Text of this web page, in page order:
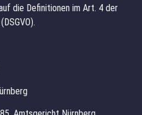
die Definitionen im Art. 4 der